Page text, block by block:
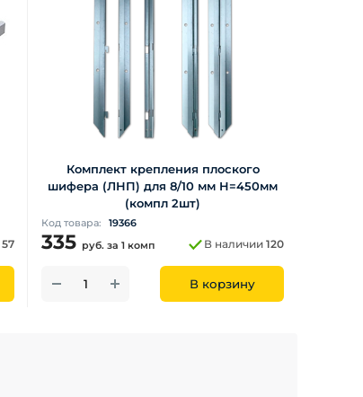
57
Комплект крепления плоского
шифера (ЛНП) для 8/10 мм H=450мм
(компл 2шт)
Код товара: 19366
335 руб. за 1 комп В наличии 120
В корзину